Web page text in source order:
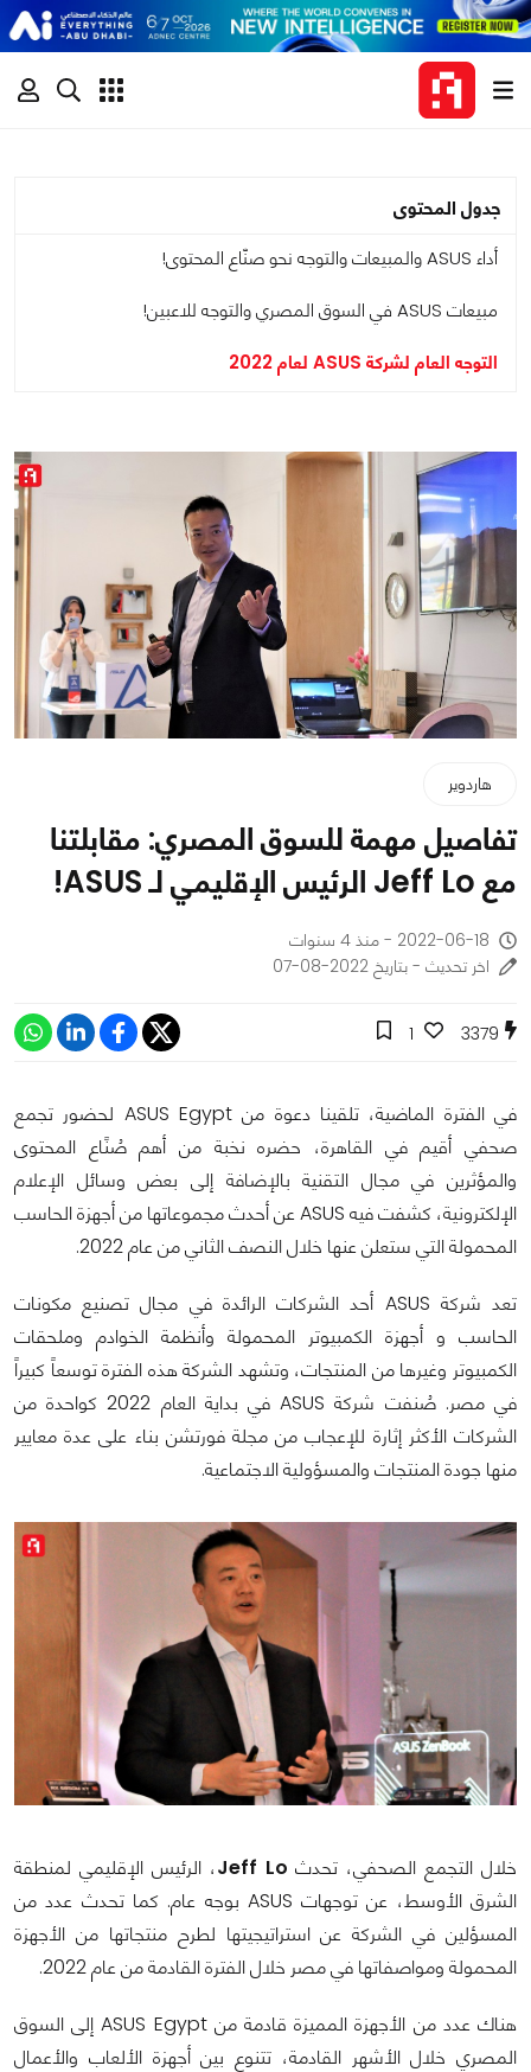
جدول المحتوى
أداء ASUS والمبيعات والتوجه نحو صنّاع المحتوى!
مبيعات ASUS في السوق المصري والتوجه للاعبين!
التوجه العام لشركة ASUS لعام 2022
هاردوير
تفاصيل مهمة للسوق المصري: مقابلتنا
مع Jeff Lo الرئيس الإقليمي لـ ASUS!
2022-06-18 - منذ 4 سنوات
اخر تحديث - بتاريخ 2022-08-07
3379
1
في الفترة الماضية، تلقينا دعوة من ASUS Egypt لحضور تجمع
صحفي أقيم في القاهرة، حضره نخبة من أهم صُنًاع المحتوى
والمؤثرين في مجال التقنية بالإضافة إلى بعض وسائل الإعلام
الإلكترونية، كشفت فيه ASUS عن أحدث مجموعاتها من أجهزة الحاسب
المحمولة التي ستعلن عنها خلال النصف الثاني من عام 2022.
تعد شركة ASUS أحد الشركات الرائدة في مجال تصنيع مكونات
الحاسب و أجهزة الكمبيوتر المحمولة وأنظمة الخوادم وملحقات
الكمبيوتر وغيرها من المنتجات، وتشهد الشركة هذه الفترة توسعاً كبيراً
في مصر. صُنفت شركة ASUS في بداية العام 2022 كواحدة من
الشركات الأكثر إثارة للإعجاب من مجلة فورتشن بناء على عدة معايير
منها جودة المنتجات والمسؤولية الاجتماعية.
خلال التجمع الصحفي، تحدثJeff Lo
، الرئيس الإقليمي لمنطقة
الشرق الأوسط، عن توجهات ASUS بوجه عام. كما تحدث عدد من
المسؤلين في الشركة عن استراتيجيتها لطرح منتجاتها من الأجهزة
المحمولة ومواصفاتها في مصر خلال الفترة القادمة من عام 2022.
هناك عدد من الأجهزة المميزة قادمة من ASUS Egypt إلى السوق
المصري خلال الأشهر القادمة، تتنوع بين أجهزة الألعاب والأعمال